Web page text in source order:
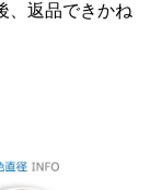
、返品できかね